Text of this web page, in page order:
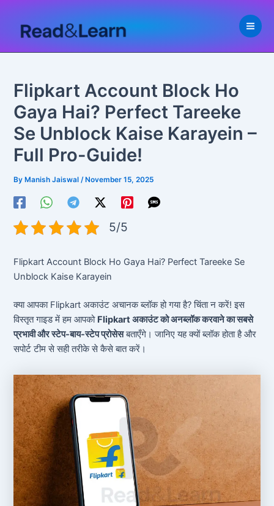
content
Flipkart Account Block Ho
Gaya Hai? Perfect Tareeke
Se Unblock Kaise Karayein –
Full Pro-Guide!
ByManish Jaiswal /November 15, 2025
5/5
Flipkart Account Block Ho Gaya Hai? Perfect Tareeke Se
Unblock Kaise Karayein
क्या आपका Flipkart अकाउंट अचानक ब्लॉक हो गया है? चिंता न करें! इस
विस्तृत गाइड में हम आपको Flipkart अकाउंट को अनब्लॉक करवाने का सबसे
प्रभावी और स्टेप-बाय-स्टेप प्रोसेसबताएँगे। जानिए यह क्यों ब्लॉक होता है और
सपोर्ट टीम से सही तरीके से कैसे बात करें।